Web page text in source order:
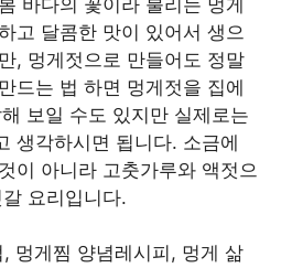
고 달콤한 맛이 있어서 생으
, 멍게젓으로 만들어도 정말
드는 법 하면 멍게젓을 집에
보일 수도 있지만 실제로는
생각하시면 됩니다. 소금에
이 아니라 고춧가루와 액젓으
요리입니다.